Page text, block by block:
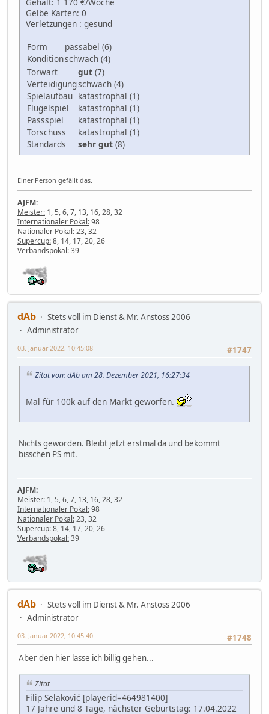
Gelbe Karten: 0
Verletzungen : gesund
Form
passabel (6)
Konditionschwach (4)
Torwart
gut (7)
Verteidigungschwach (4)
Spielaufbau katastrophal (1)
Flügelspiel
katastrophal (1)
Passspiel
katastrophal (1)
Torschuss
katastrophal (1)
Standards
sehr gut (8)
Einer Person gefällt das.
AJFM:
Meister: 1, 5, 6, 7, 13, 16, 28, 32
Internationaler Pokal:98
Nationaler Pokal:23, 32
Supercup:8, 14, 17, 20, 26
Verbandspokal:39
dAb
Stets voll im Dienst & Mr. Anstoss 2006
Administrator
#1747
03. Januar 2022, 10:45:08
Zitat von: dAb am 28. Dezember 2021, 16:27:34
Mal für 100k auf den Markt geworfen.
Nichts geworden. Bleibt jetzt erstmal da und bekommt
bisschen PS mit.
AJFM:
Meister: 1, 5, 6, 7, 13, 16, 28, 32
Internationaler Pokal:98
Nationaler Pokal:23, 32
Supercup:8, 14, 17, 20, 26
Verbandspokal:39
dAb
Stets voll im Dienst & Mr. Anstoss 2006
Administrator
#1748
03. Januar 2022, 10:45:40
Aber den hier lasse ich billig gehen...
Zitat
Filip Selaković [playerid=464981400]
17 Jahre und 8 Tage, nächster Geburtstag: 17.04.2022